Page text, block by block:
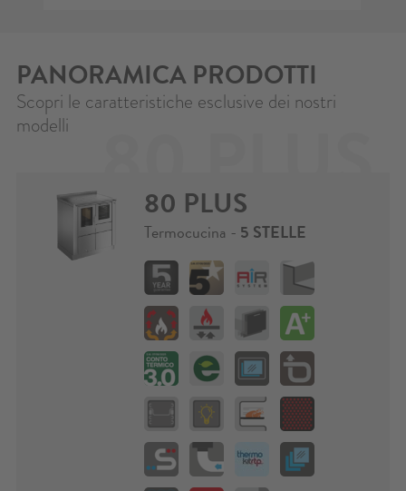
PANORAMICA PRODOTTI
Scopri le caratteristiche esclusive dei nostri
modelli
80 PLUS
Termocucina - 5 STELLE